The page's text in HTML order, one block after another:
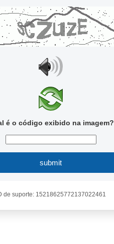
é o código exibido na imagem?
submit
de suporte: 15218625772137022461